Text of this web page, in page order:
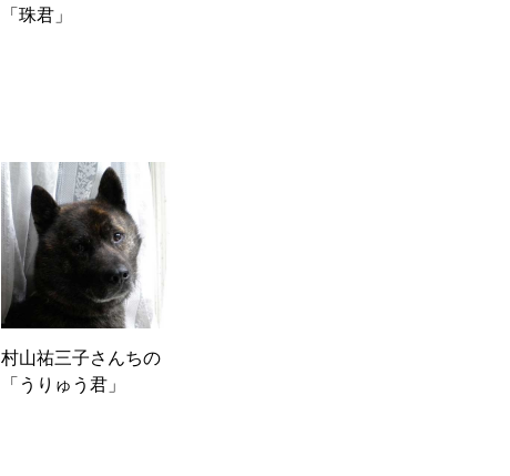
「珠君」
村山祐三子さんちの
「うりゅう君」